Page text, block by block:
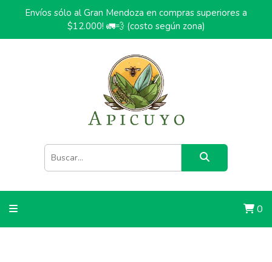
Envíos sólo al Gran Mendoza en compras superiores a
$12.000! 🚛💨 (costo según zona)
0